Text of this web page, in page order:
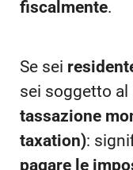
fiscalmente.
Se sei
sei soggetto
tassazione
taxation):
pagare le